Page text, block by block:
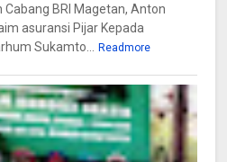
BRI Magetan, Anton
asuransi Pijar Kepada
Sukamto...
Readmore